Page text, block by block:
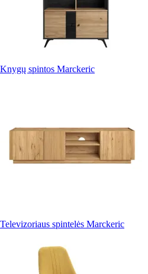
Knygų spintos Marckeric
Televizoriaus spintelės Marckeric